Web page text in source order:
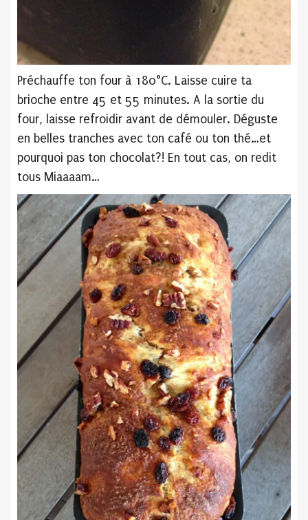
Préchauffe ton four à 180°C. Laisse cuire ta
brioche entre 45 et 55 minutes. A la sortie du
four, laisse refroidir avant de démouler. Déguste
en belles tranches avec ton café ou ton thé…et
pourquoi pas ton chocolat?! En tout cas, on redit
tous Miaaaam…